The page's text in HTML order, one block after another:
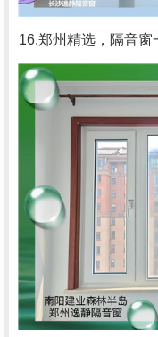
16.郑州精选，隔音